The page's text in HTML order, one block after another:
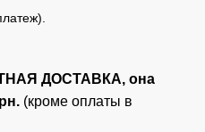
ДОСТАВКА, она
(кроме оплаты в